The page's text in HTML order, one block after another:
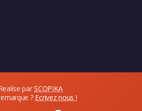
parSCOPIKA
? Ecrivez nous !